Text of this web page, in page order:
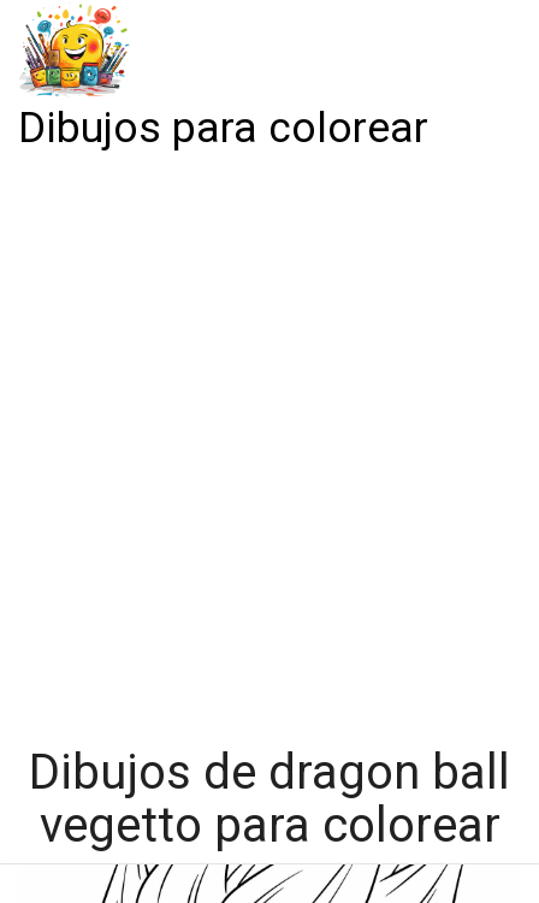
Dibujos para colorear
Dibujos de dragon ball
vegetto para colorear